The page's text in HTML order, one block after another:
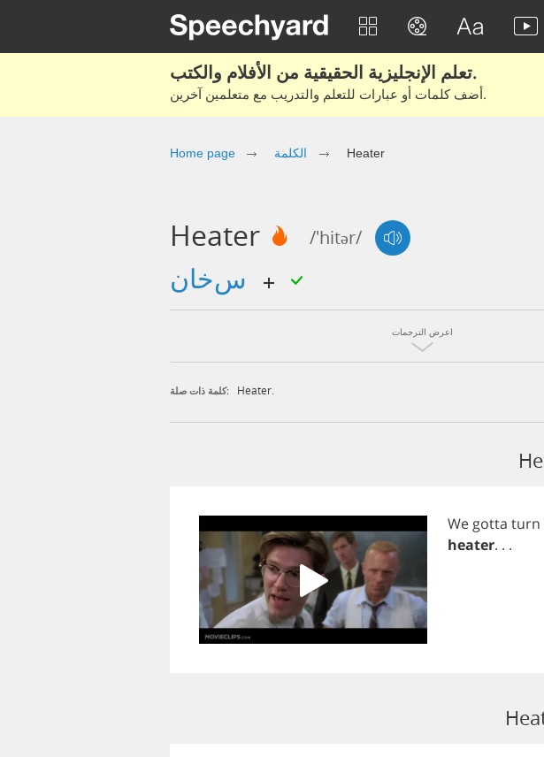
تعلم الإنجليزية الحقيقية من الأفلام والكتب.
أضف كلمات أو عبارات للتعلم والتدريب مع متعلمين آخرين.
Home page الكلمة Heater
Heater /'hitər/
اعرض الترجمات
كلمة ذات صلة: Heater.
We gotta turn
heater. . .